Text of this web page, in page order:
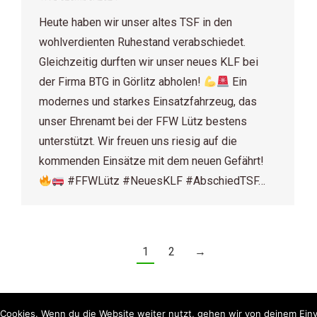
Heute haben wir unser altes TSF in den
wohlverdienten Ruhestand verabschiedet.
Gleichzeitig durften wir unser neues KLF bei
der Firma BTG in Görlitz abholen!
Ein
modernes und starkes Einsatzfahrzeug, das
unser Ehrenamt bei der FFW Lütz bestens
unterstützt. Wir freuen uns riesig auf die
kommenden Einsätze mit dem neuen Gefährt!
#FFWLütz #NeuesKLF #AbschiedTSF…
1 2 →
Wenn du die Website weiter nutzt, gehen wir von deinem